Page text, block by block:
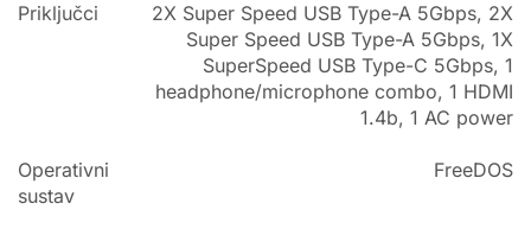
Priključci
2X Super Speed USB Type-A 5Gbps, 2X
Super Speed USB Type-A 5Gbps, 1X
SuperSpeed USB Type-C 5Gbps, 1
headphone/microphone combo, 1 HDMI
1.4b, 1 AC power
Operativni
sustav
FreeDOS